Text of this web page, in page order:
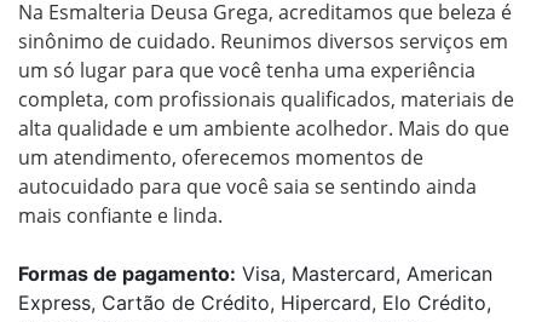
Na Esmalteria Deusa Grega, acreditamos que beleza é
sinônimo de cuidado. Reunimos diversos serviços em
um só lugar para que você tenha uma experiência
completa, com profissionais qualificados, materiais de
alta qualidade e um ambiente acolhedor. Mais do que
um atendimento, oferecemos momentos de
autocuidado para que você saia se sentindo ainda
mais confiante e linda.
Formas de pagamento: Visa, Mastercard, American
Express, Cartão de Crédito, Hipercard, Elo Crédito,